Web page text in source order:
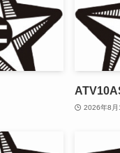
2026年8月